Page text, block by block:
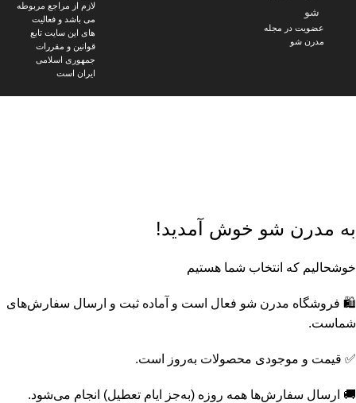
شو
عضویت در مجله
مدرن شو
لازم از مراجع مربوطه
می باشد و فعالیت
های این سایت تابع
قوانین و مقررات
جمهوری اسلامی
ایران است
به مدرن شو خوش آمدید!
خوشحالیم که انتخاب شما هستیم
🛍️ فروشگاه مدرن شو فعال است و آماده ثبت و ارسال سفارش‌های
شماست.
✅ قیمت و موجودی محصولات به‌روز است.
🚚 ارسال سفارش‌ها همه روزه (به‌جز ایام تعطیل) انجام می‌شود.